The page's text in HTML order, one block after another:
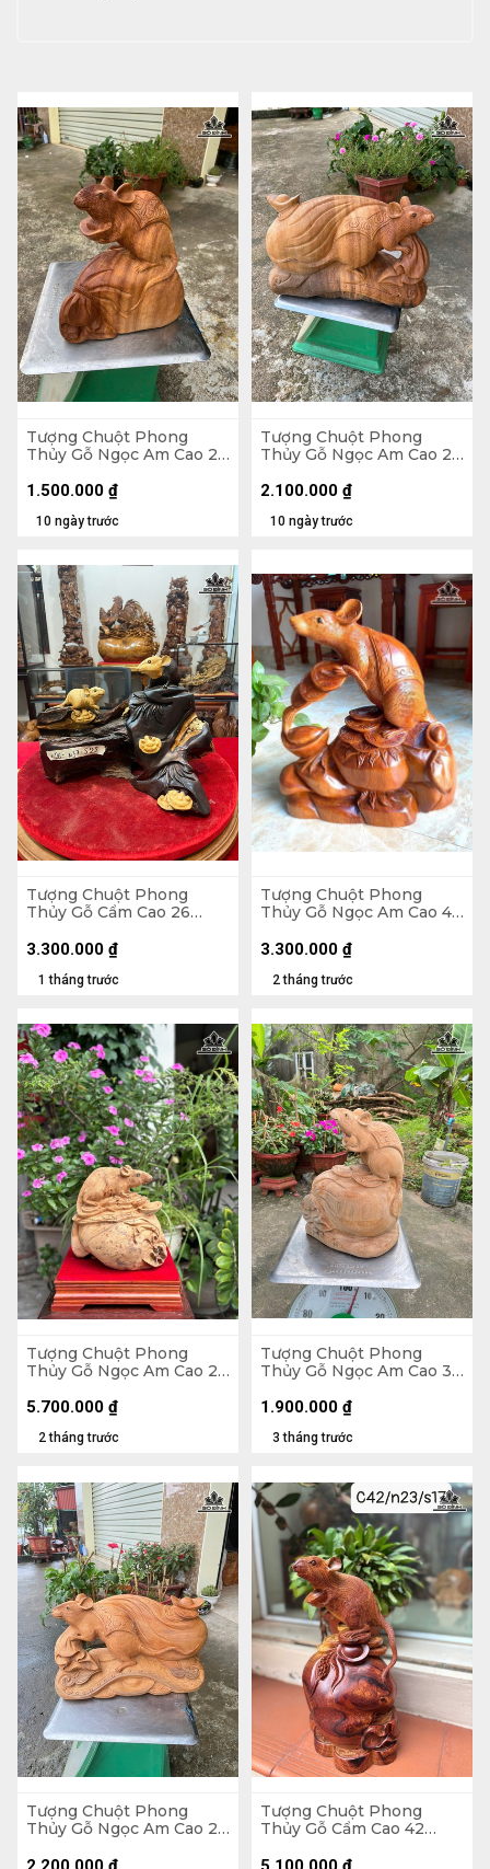
Tượng Chuột Phong
Thủy Gỗ Ngọc Am Cao 27
10 ngày trước
1.500.000 ₫
Tượng Chuột Phong
Thủy Gỗ Ngọc Am Cao 25
10 ngày trước
2.100.000 ₫
Tượng Chuột Phong
Thủy Gỗ Cẩm Cao 26
1 tháng trước
3.300.000 ₫
Tượng Chuột Phong
Thủy Gỗ Ngọc Am Cao 40
6,5kg
2 tháng trước
3.300.000 ₫
Tượng Chuột Phong
Thủy Gỗ Ngọc Am Cao 26
2 tháng trước
5.700.000 ₫
Tượng Chuột Phong
Thủy Gỗ Ngọc Am Cao 35
3 tháng trước
1.900.000 ₫
Tượng Chuột Phong
Thủy Gỗ Ngọc Am Cao 23
Tượng Chuột Phong
Thủy Gỗ Cẩm Cao 42